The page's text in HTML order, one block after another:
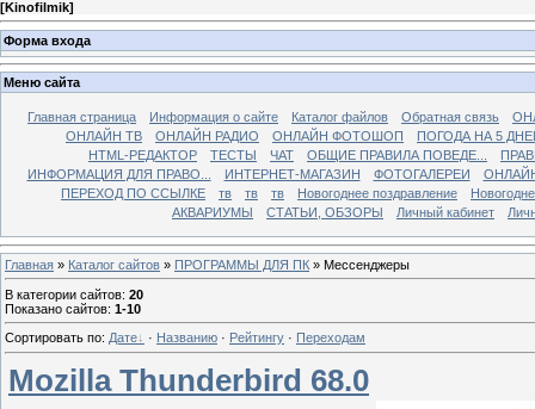
[Kinofilmik]
Форма входа
Меню сайта
Главная страница Информация о сайте Каталог файлов Обратная связь
ОНЛАЙН ТВ
ОНЛАЙН РАДИО ОНЛАЙН ФОТОШОП
ПОГОДА НА 5
HTML-РЕДАКТОР
ТЕСТЫ ЧАТ ОБЩИЕ ПРАВИЛА ПОВЕДЕ...
ИНФОРМАЦИЯ ДЛЯ ПРАВО...
ИНТЕРНЕТ-МАГАЗИН ФОТОГАЛЕРЕИ
ПЕРЕХОД ПО ССЫЛКЕ
тв тв тв Новогоднее поздравление
АКВАРИУМЫ
СТАТЬИ, ОБЗОРЫ Личный кабинет
Главная » Каталог сайтов » ПРОГРАММЫ ДЛЯ ПК » Мессенджеры
В категории сайтов: 20
Показано сайтов: 1-10
Сортировать по: Дате · Названию · Рейтингу · Переходам
Mozilla Thunderbird 68.0